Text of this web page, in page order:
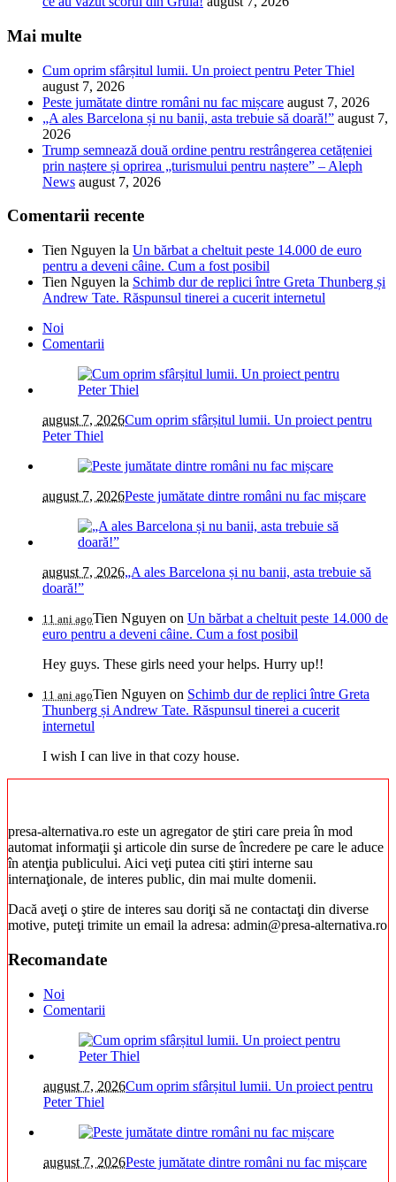
Mai multe
Cum oprim sfârșitul lumii. Un proiect pentru Peter Thiel
august 7, 2026
Peste jumătate dintre români nu fac mișcare august 7, 2026
„A ales Barcelona și nu banii, asta trebuie să doară!” august 7,
2026
Trump semnează două ordine pentru restrângerea cetățeniei
prin naștere și oprirea „turismului pentru naștere” – Aleph
News august 7, 2026
Comentarii recente
Tien Nguyen la Un bărbat a cheltuit peste 14.000 de euro
pentru a deveni câine. Cum a fost posibil
Tien Nguyen la Schimb dur de replici între Greta Thunberg și
Andrew Tate. Răspunsul tinerei a cucerit internetul
Noi
Comentarii
august 7, 2026Cum oprim sfârșitul lumii. Un proiect pentru
Peter Thiel
august 7, 2026Peste jumătate dintre români nu fac mișcare
august 7, 2026„A ales Barcelona și nu banii, asta trebuie să
doară!”
11 ani agoTien Nguyen on Un bărbat a cheltuit peste 14.000 de
euro pentru a deveni câine. Cum a fost posibil
Hey guys. These girls need your helps. Hurry up!!
11 ani agoTien Nguyen on Schimb dur de replici între Greta
Thunberg și Andrew Tate. Răspunsul tinerei a cucerit
internetul
I wish I can live in that cozy house.
presa-alternativa.ro este un agregator de ştiri care preia în mod
automat informaţii şi articole din surse de încredere pe care le aduce
în atenţia publicului. Aici veţi putea citi ştiri interne sau
internaţionale, de interes public, din mai multe domenii.
Dacă aveţi o ştire de interes sau doriţi să ne contactaţi din diverse
motive, puteţi trimite un email la adresa: admin@presa-alternativa.ro
Recomandate
Noi
Comentarii
august 7, 2026Cum oprim sfârșitul lumii. Un proiect pentru
Peter Thiel
august 7, 2026Peste jumătate dintre români nu fac mișcare